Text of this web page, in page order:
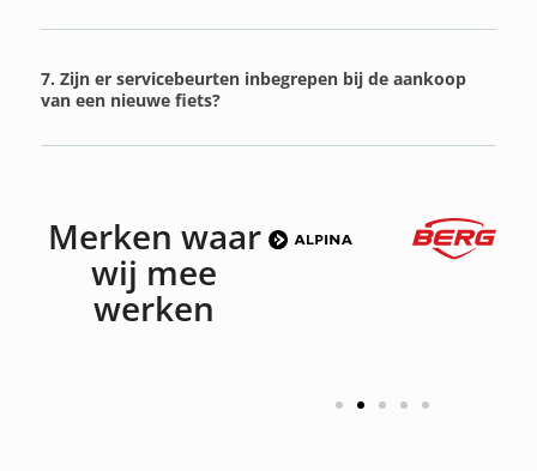
7. Zijn er servicebeurten inbegrepen bij de aankoop
van een nieuwe fiets?
Merken waar
wij mee
werken